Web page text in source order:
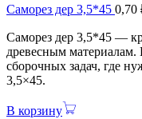
Саморез дер 3,5*45 0,70
Саморез дер 3,5*45 —
древесным
сборочных задач, где
3,5×45.
В корзину